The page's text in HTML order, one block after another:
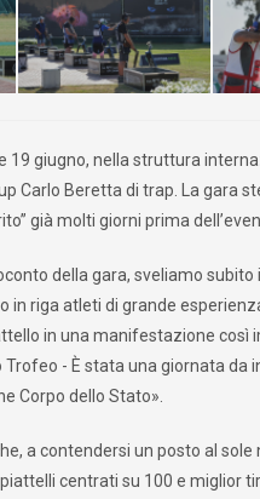
19 giugno, nella struttura
Carlo Beretta di trap. La gara
già molti giorni prima
della gara, sveliamo subito
in riga atleti di grande
in una manifestazione
- È stata una giornata da
Corpo dello Stato».
a contendersi un posto al
centrati su 100 e miglior